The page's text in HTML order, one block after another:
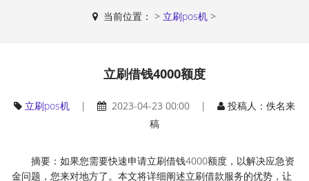
当前位置：> 立刷pos机 >
立刷借钱4000额度
立刷pos机| 2023-04-23 00:00 |
投稿人：佚名来
稿
摘要：如果您需要快速申请立刷借钱4000额度，以解决应急资
金问题，您来对地方了。本文将详细阐述立刷借款服务的优势，让